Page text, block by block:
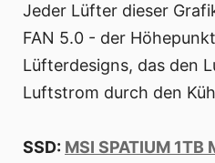
Jeder Lüfter dieser
FAN 5.0 - der
Lüfterdesigns, das den
Luftstrom durch den
SSD: MSI SPATIUM